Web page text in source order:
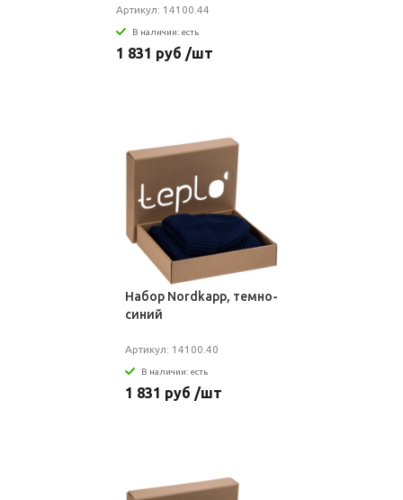
Артикул: 14100.44
В наличии: есть
1 831 руб /шт
Набор Nordkapp, темно-
синий
Артикул: 14100.40
В наличии: есть
1 831 руб /шт